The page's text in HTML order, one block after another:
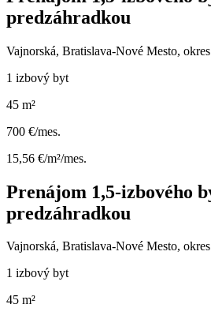
predzáhradkou
Vajnorská, Bratislava-Nové Mesto,
1 izbový byt
45 m²
700 €/mes.
15,56 €/m²/mes.
Prenájom 1,5-izbového
predzáhradkou
Vajnorská, Bratislava-Nové Mesto,
1 izbový byt
45 m²